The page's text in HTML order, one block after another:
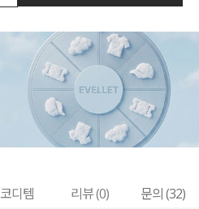
코디템 리뷰 (0) 문의 (32)